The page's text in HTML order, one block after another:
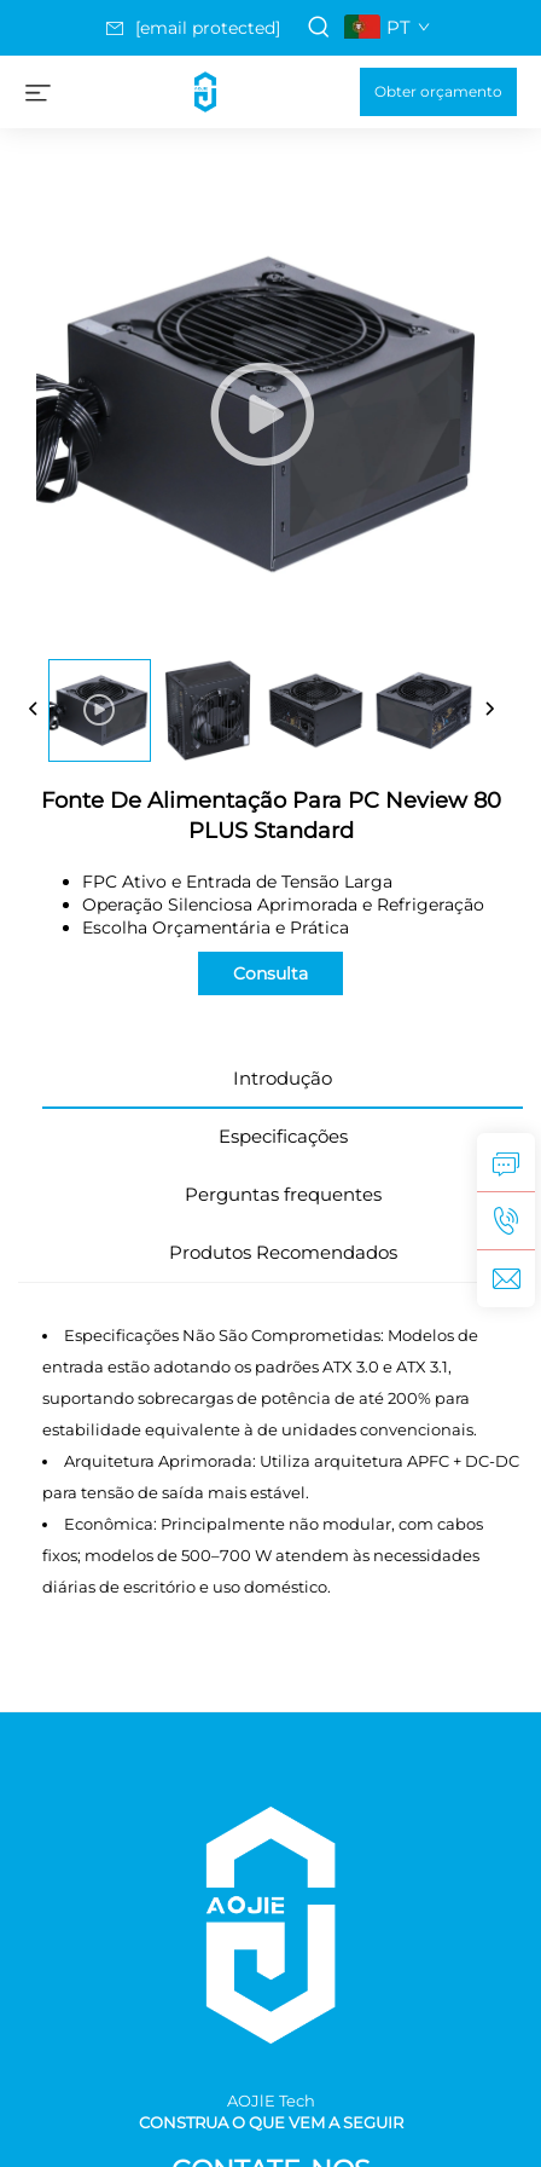
[email protected] PT
Obter orçamento
Fonte De Alimentação Para PC Neview 80
PLUS Standard
FPC Ativo e Entrada de Tensão Larga
Operação Silenciosa Aprimorada e Refrigeração
Escolha Orçamentária e Prática
Consulta
Introdução
Especificações
Perguntas frequentes
Produtos Recomendados
Especificações Não São Comprometidas: Modelos de
entrada estão adotando os padrões ATX 3.0 e ATX 3.1,
suportando sobrecargas de potência de até 200% para
estabilidade equivalente à de unidades convencionais.
Arquitetura Aprimorada: Utiliza arquitetura APFC + DC-DC
para tensão de saída mais estável.
Econômica: Principalmente não modular, com cabos
fixos; modelos de 500–700 W atendem às necessidades
diárias de escritório e uso doméstico.
AOJlE Tech
CONSTRUA O QUE VEM A SEGUIR